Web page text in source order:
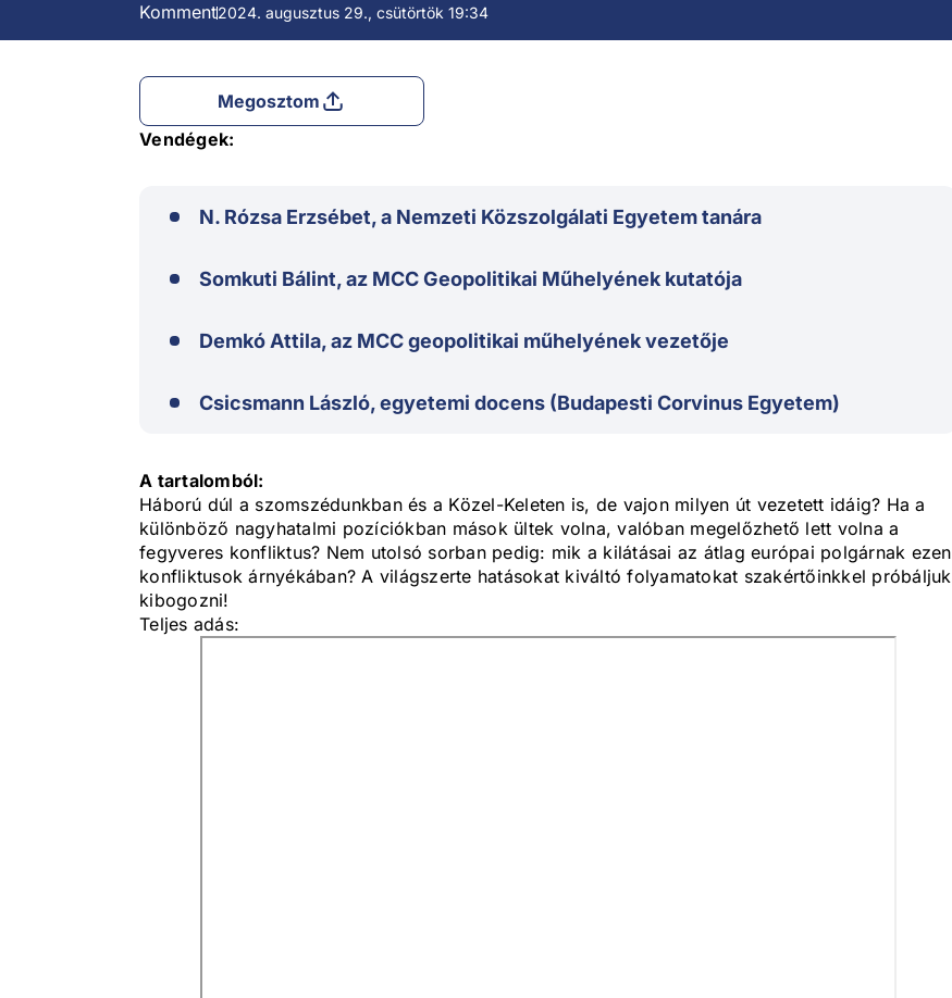
Komment2024. augusztus 29., csütörtök 19:34
Megosztom
Vendégek:
N. Rózsa Erzsébet, a Nemzeti Közszolgálati Egyetem tanára
Somkuti Bálint, az MCC Geopolitikai Műhelyének kutatója
Demkó Attila, az MCC geopolitikai műhelyének vezetője
Csicsmann László, egyetemi docens (Budapesti Corvinus Egyetem)
A tartalomból:
Háború dúl a szomszédunkban és a Közel-Keleten is, de vajon milyen út vezetett idáig? Ha a
különböző nagyhatalmi pozíciókban mások ültek volna, valóban megelőzhető lett volna a
fegyveres konfliktus? Nem utolsó sorban pedig: mik a kilátásai az átlag európai polgárnak ezen
konfliktusok árnyékában? A világszerte hatásokat kiváltó folyamatokat szakértőinkkel próbáljuk
kibogozni!
Teljes adás: